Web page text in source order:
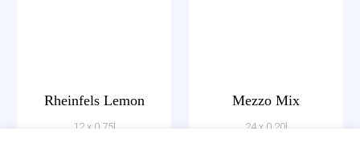
Rheinfels Lemon
12 x 0,75l
Mezzo Mix
24 x 0,20l